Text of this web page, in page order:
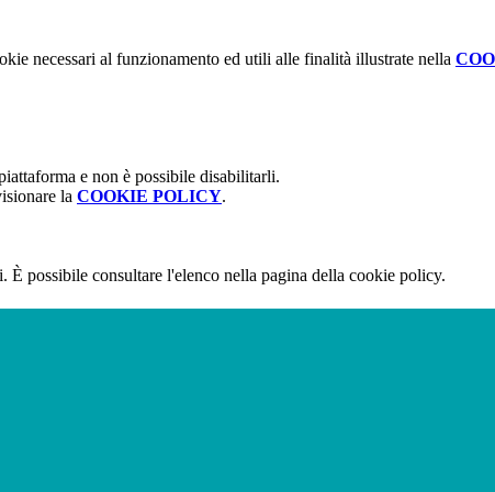
necessari al funzionamento ed utili alle finalità illustrate nella
e non è possibile disabilitarli.
la COOKIE POLICY.
È possibile consultare l'elenco nella pagina della cookie policy.